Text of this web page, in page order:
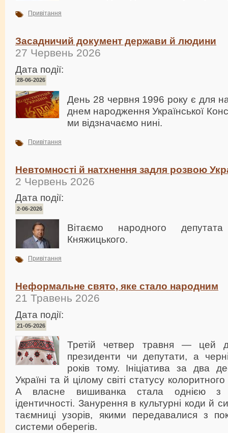
Привітання
Засадничий документ держави й людини
27 Червень 2026
Дата події:
28-06-2026
День 28 червня 1996 року є для
днем народження Української
ми відзначаємо нині.
Привітання
Невтомності й натхнення задля розвою
2 Червень 2026
Дата події:
2-06-2026
Вітаємо народного
Княжицького.
Привітання
Неформальне свято, яке стало народним
21 Травень 2026
Дата події:
21-05-2026
Третій четвер травня — цей
президенти чи депутати, а
років тому. Ініціатива за два
Україні та й цілому світі статусу
А власне вишиванка стала однією з
ідентичності. Занурення в культурні коди й
таємниці узорів, якими передавалися з
системи оберегів.